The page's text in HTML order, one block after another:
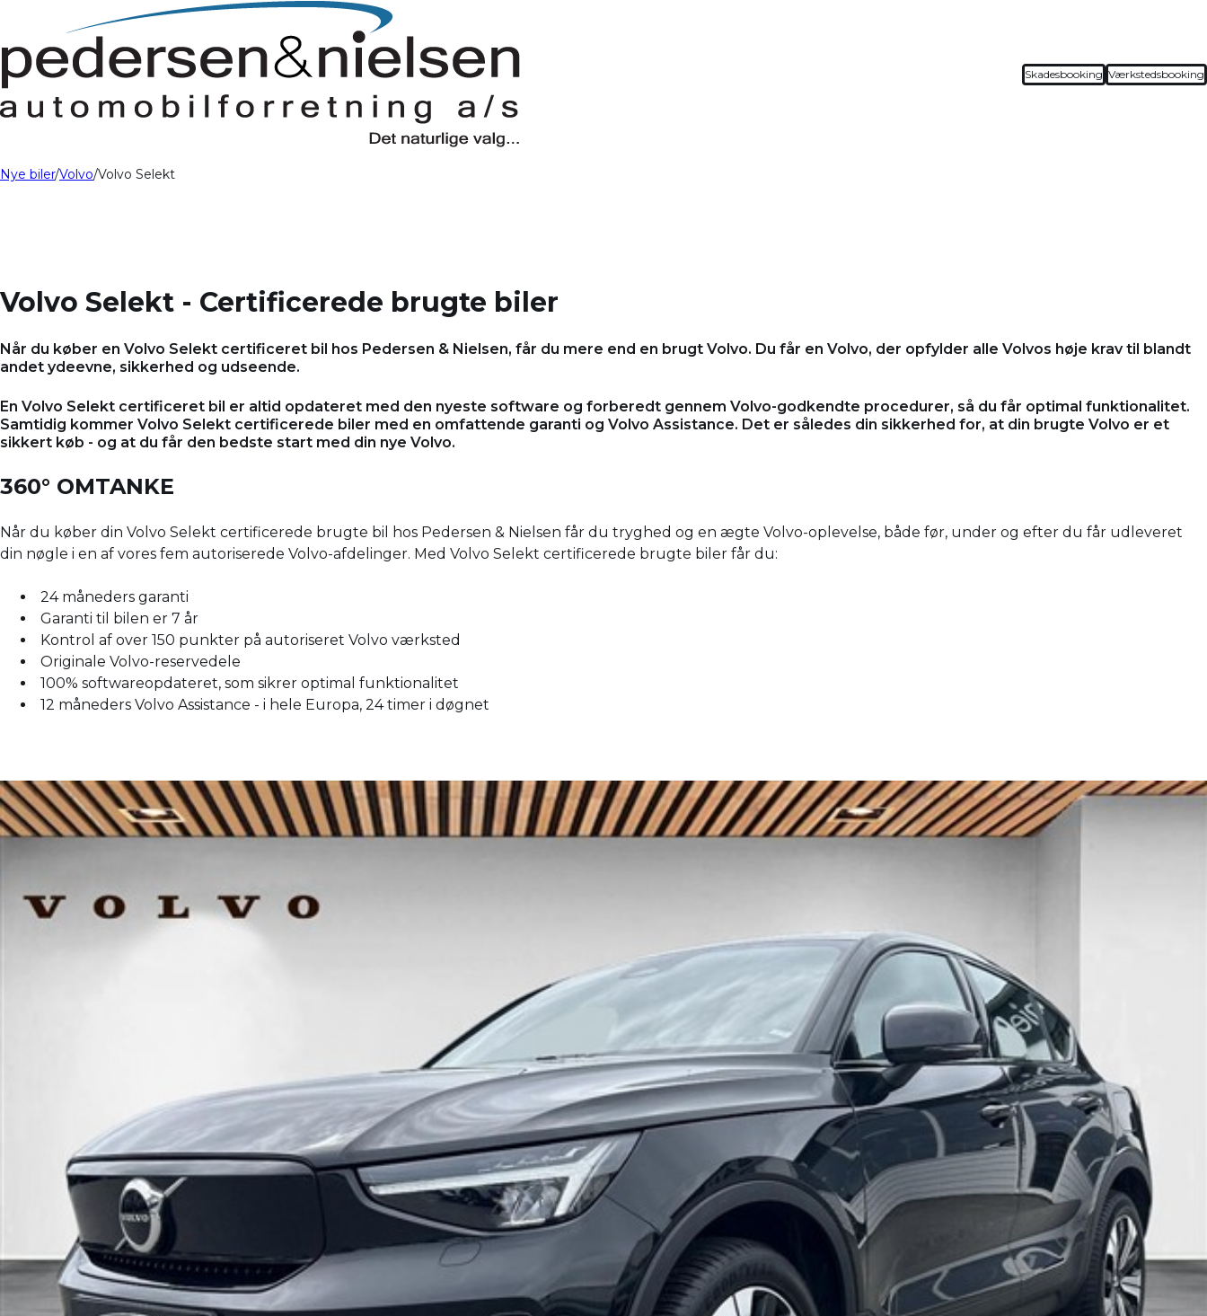
Skadesbooking Værkstedsbooking
Nye biler Volvo Volvo Selekt
Volvo Selekt - Certificerede brugte biler
Når du køber en Volvo Selekt certificeret bil hos Pedersen & Nielsen, får du mere end en brugt Volvo. Du får en Volvo, der opfylder alle Volvos høje krav til blandt
andet ydeevne, sikkerhed og udseende.
En Volvo Selekt certificeret bil er altid opdateret med den nyeste software og forberedt gennem Volvo-godkendte procedurer, så du får optimal funktionalitet.
Samtidig kommer Volvo Selekt certificerede biler med en omfattende garanti og Volvo Assistance. Det er således din sikkerhed for, at din brugte Volvo er et
sikkert køb - og at du får den bedste start med din nye Volvo.
360° OMTANKE
Når du køber din Volvo Selekt certificerede brugte bil hos Pedersen & Nielsen får du tryghed og en ægte Volvo-oplevelse, både før, under og efter du får udleveret
din nøgle i en af vores fem autoriserede Volvo-afdelinger. Med Volvo Selekt certificerede brugte biler får du:
24 måneders garanti
Garanti til bilen er 7 år
Kontrol af over 150 punkter på autoriseret Volvo værksted
Originale Volvo-reservedele
100% softwareopdateret, som sikrer optimal funktionalitet
12 måneders Volvo Assistance - i hele Europa, 24 timer i døgnet